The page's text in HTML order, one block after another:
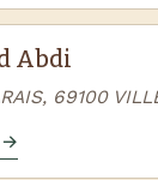
Abdi
69100
→